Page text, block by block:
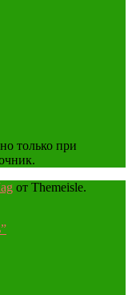
только при
от Themeisle.